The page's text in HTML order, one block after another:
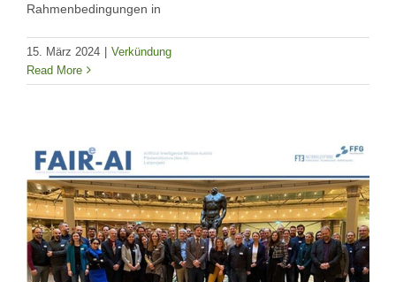
Rahmenbedingungen in
15. März 2024 | Verkündung
Read More